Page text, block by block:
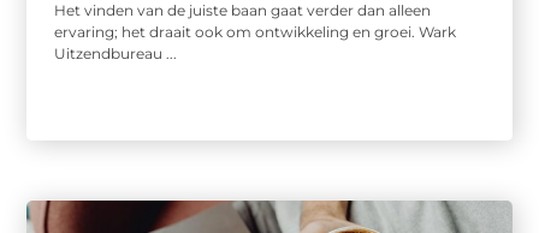
Het vinden van de juiste baan gaat verder dan alleen
ervaring; het draait ook om ontwikkeling en groei. Wark
Uitzendbureau ...